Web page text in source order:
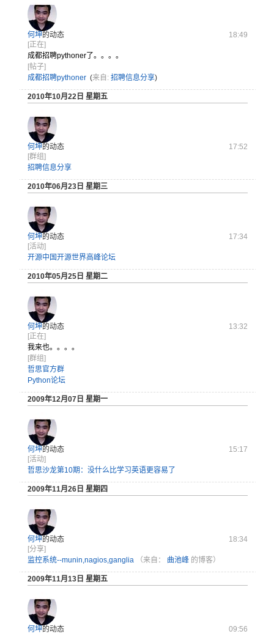
何坤的动态
18:49
[正在]
成都招聘pythoner了。。。。
[帖子]
成都招聘pythoner (来自: 招聘信息分享)
2010年10月22日 星期五
何坤的动态
17:52
[群组]
招聘信息分享
2010年06月23日 星期三
何坤的动态
17:34
[活动]
开源中国开源世界高峰论坛
2010年05月25日 星期二
何坤的动态
13:32
[正在]
我来也。。。。
[群组]
哲思官方群
Python论坛
2009年12月07日 星期一
何坤的动态
15:17
[活动]
哲思沙龙第10期：没什么比学习英语更容易了
2009年11月26日 星期四
何坤的动态
18:34
[分享]
监控系统--munin,nagios,ganglia
（来自： 曲池峰 的博客）
2009年11月13日 星期五
何坤的动态
09:56